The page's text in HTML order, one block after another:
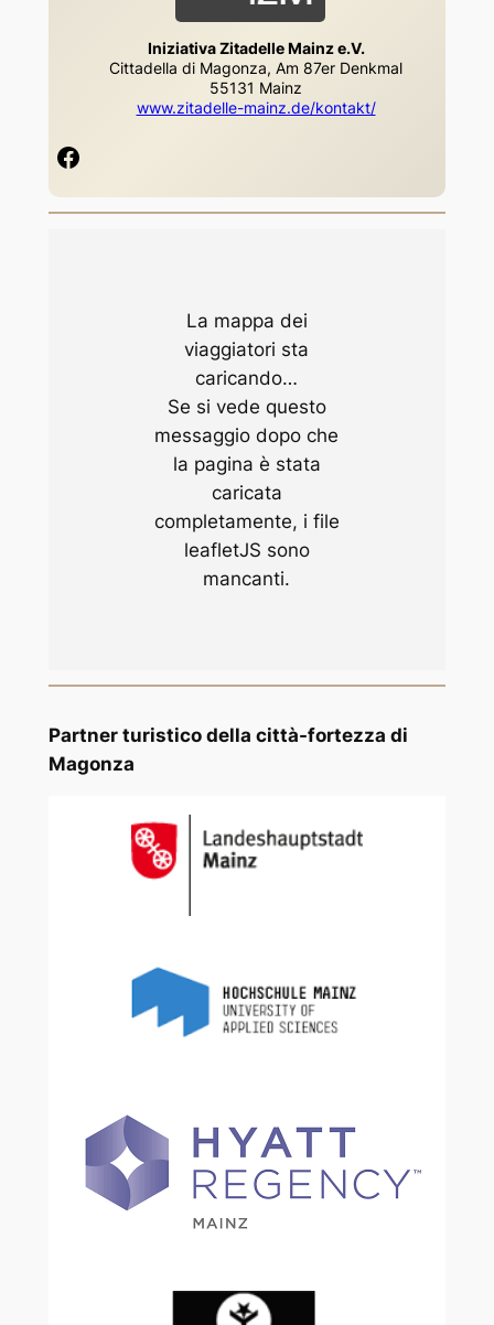
Iniziativa Zitadelle Mainz e.V.
Cittadella di Magonza, Am 87er Denkmal
55131 Mainz
www.zitadelle-mainz.de/kontakt/
Facebook
La mappa dei
viaggiatori sta
caricando…
Se si vede questo
messaggio dopo che
la pagina è stata
caricata
completamente, i file
leafletJS sono
mancanti.
Partner turistico della città-fortezza di
Magonza